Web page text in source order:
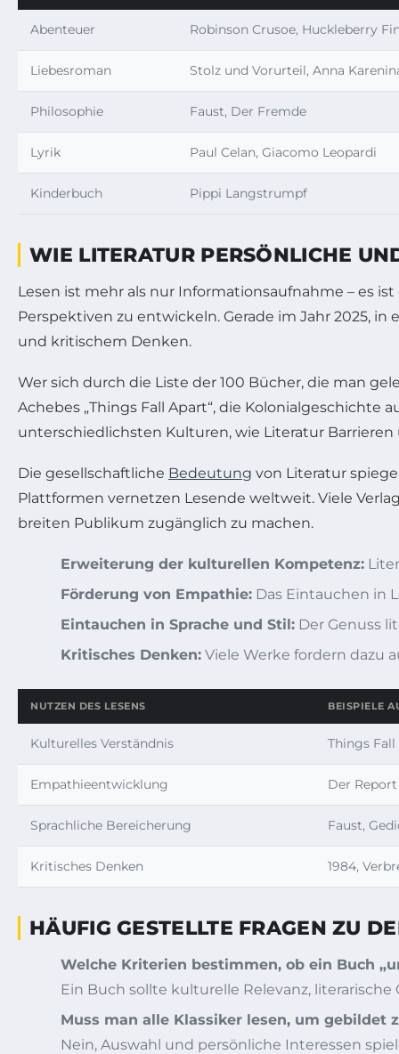
Abenteuer Robinson Crusoe, Huckleberry
Liebesroman Stolz und Vorurteil, Anna
Philosophie Faust, Der Fremde
Lyrik Paul Celan, Giacomo Leopardi
Kinderbuch Pippi Langstrumpf
WIE LITERATUR PERSÖNLICHE
Lesen ist mehr als nur Informationsaufnahme – es
Perspektiven zu entwickeln. Gerade im Jahr 2025,
und kritischem Denken.
Wer sich durch die Liste der 100 Bücher, die man
Achebes „Things Fall Apart“, die
unterschiedlichsten Kulturen, wie Literatur
Die gesellschaftliche Bedeutung von Literatur
Plattformen vernetzen Lesende weltweit. Viele
breiten Publikum zugänglich zu machen.
Erweiterung der kulturellen Kompetenz:
Förderung von Empathie: Das Eintauchen in
Eintauchen in Sprache und Stil: Der Genuss
Kritisches Denken: Viele Werke fordern dazu
NUTZEN DES LESENS BEISPIELE
Kulturelles Verständnis Things Fall
Empathieentwicklung Der
Sprachliche Bereicherung Faust,
Kritisches Denken 1984,
HÄUFIG GESTELLTE FRAGEN ZU
Welche Kriterien bestimmen, ob ein Buch
Ein Buch sollte kulturelle Relevanz,
Muss man alle Klassiker lesen, um gebildet
Nein, Auswahl und persönliche Interessen